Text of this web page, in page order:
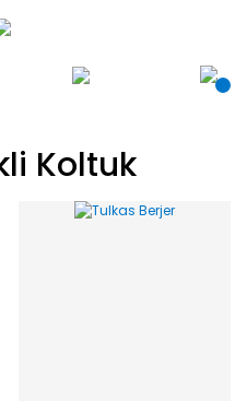
Koltuk